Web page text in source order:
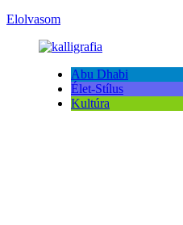
Elolvasom
Abu Dhabi
Élet-Stílus
Kultúra